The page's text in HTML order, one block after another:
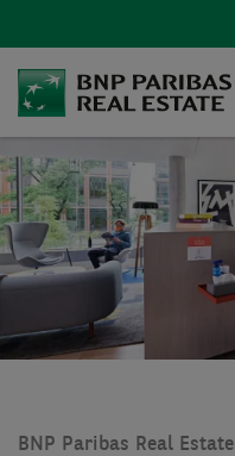
BNP Paribas Real Estate